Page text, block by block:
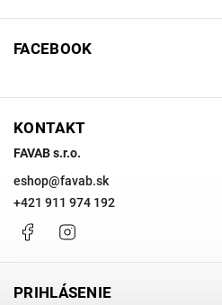
FACEBOOK
KONTAKT
FAVAB s.r.o.
eshop@favab.sk
+421 911 974 192
Facebook
PRIHLÁSENIE